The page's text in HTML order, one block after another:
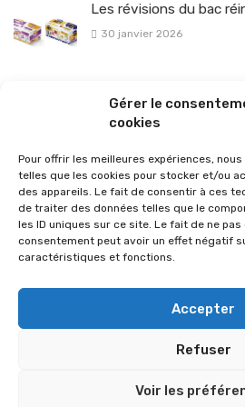
Gérer le
cookies
Pour offrir les meilleures expériences,
telles que les cookies pour stocker et/ou
des appareils. Le fait de consentir à ces
de traiter des données telles que le
les ID uniques sur ce site. Le fait de ne
consentement peut avoir un effet négatif
caractéristiques et fonctions.
Accepter
Refuser
Voir les
Les révisions du bac
30 janvier 2026